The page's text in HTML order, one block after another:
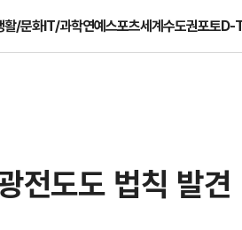
활/문화IT/과학연예스포츠세계수도권포토D-
전도도 법칙 발견